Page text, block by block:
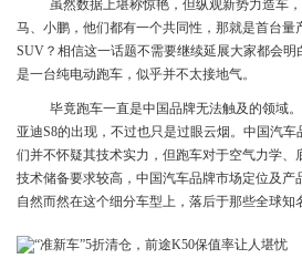
虽然数据上堪称惊艳，但纵观新势力造车
马、小鹏，他们都有一个共同性，那就是首台量
SUV？相信这一话题不需要继续延展大家都会明
是一台纯电动跑车，似乎并不太接地气。
毕竟跑车一直是中国品牌无法触及的领域
亚迪S8的出现，不过也只是过眼云烟。中国汽
们并不怀疑其技术实力，但跑车对于空气力学、
技术储备要求较高，中国汽车品牌市场定位及产
自然而然在这个细分车型上，落后于那些全球知